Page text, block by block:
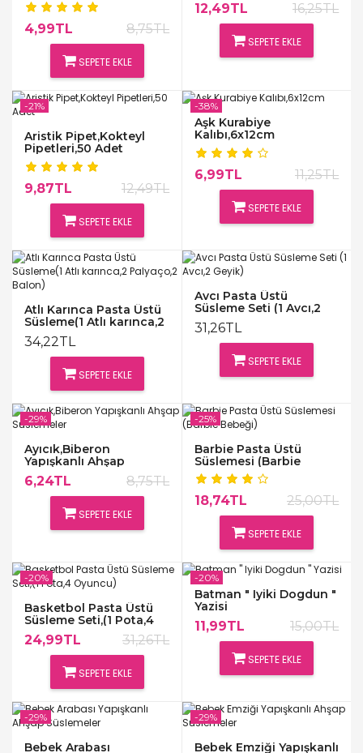
4,99TL 8,75TL
SEPETE EKLE
12,49TL 16,25TL
SEPETE EKLE
Aristik Pipet,Kokteyl
Pipetleri,50 Adet
9,87TL 12,49TL
SEPETE EKLE
-21%
Aşk Kurabiye
Kalıbı,6x12cm
6,99TL 11,25TL
SEPETE EKLE
-38%
Atlı Karınca Pasta Üstü
Süsleme(1 Atlı karınca,2
Palyaço,2 Balon)
34,22TL
SEPETE EKLE
Avcı Pasta Üstü
Süsleme Seti (1 Avcı,2
Geyik)
31,26TL
SEPETE EKLE
Ayıcık,Biberon
Yapışkanlı Ahşap
Süslemeler
6,24TL 8,75TL
SEPETE EKLE
-29%
Barbie Pasta Üstü
Süslemesi (Barbie
Bebeği)
18,74TL 25,00TL
SEPETE EKLE
-25%
Basketbol Pasta Üstü
Süsleme Seti,(1 Pota,4
Oyuncu)
24,99TL 31,26TL
SEPETE EKLE
-20%
Batman " Iyiki Dogdun "
Yazisi
11,99TL 15,00TL
SEPETE EKLE
-20%
Bebek Arabası
-29%
Bebek Emziği Yapışkanlı
-29%